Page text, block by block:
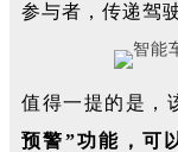
参与者，传递驾
值得一提的是，
预警”功能，可